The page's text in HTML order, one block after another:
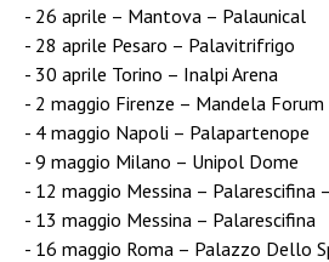
26 aprile – Mantova – Palaunical
28 aprile Pesaro – Palavitrifrigo
30 aprile Torino – Inalpi Arena
2 maggio Firenze – Mandela Forum
4 maggio Napoli – Palapartenope
9 maggio Milano – Unipol Dome
12 maggio Messina – Palarescifina –
13 maggio Messina – Palarescifina
16 maggio Roma – Palazzo Dello